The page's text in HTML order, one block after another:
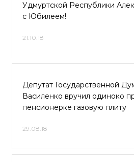
Удмуртской Республики
с Юбилеем!
21.10.18
Депутат Государственной
Василенко вручил одиноко
пенсионерке газовую плиту
29.08.18